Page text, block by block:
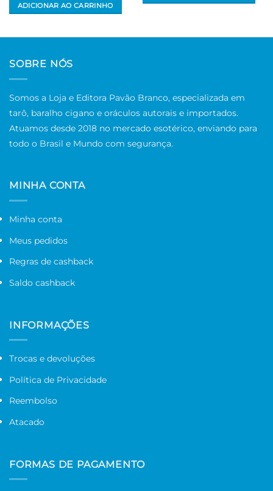
ADICIONAR AO CARRINHO
SOBRE NÓS
Somos a Loja e Editora Pavão Branco, especializada em
tarô, baralho cigano e oráculos autorais e importados.
Atuamos desde 2018 no mercado esotérico, enviando para
todo o Brasil e Mundo com segurança.
MINHA CONTA
Minha conta
Meus pedidos
Regras de cashback
Saldo cashback
INFORMAÇÕES
Trocas e devoluções
Política de Privacidade
Reembolso
Atacado
FORMAS DE PAGAMENTO